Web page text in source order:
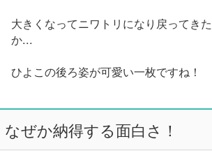
大きくなってニワトリになり戻ってき
か...
ひよこの後ろ姿が可愛い一枚ですね！
なぜか納得する面白さ！